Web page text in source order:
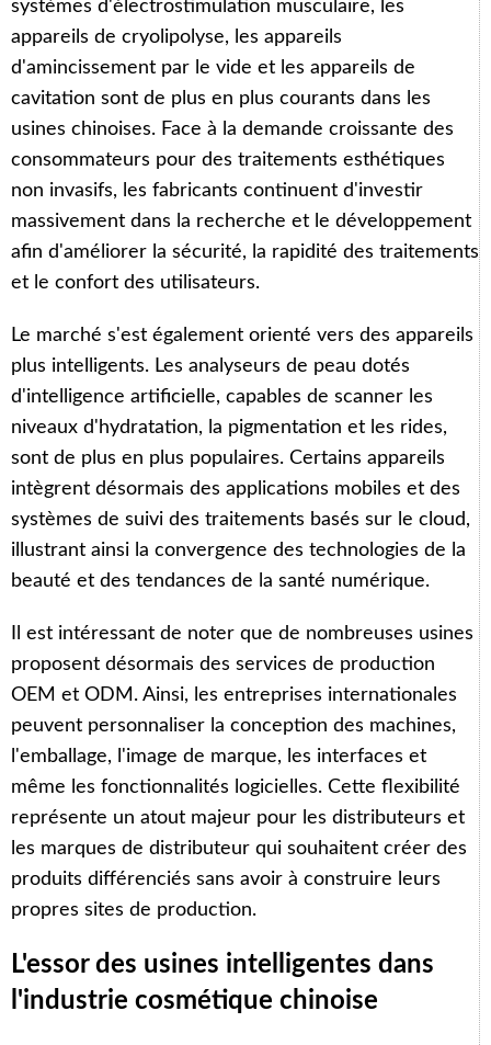
systèmes d'électrostimulation musculaire, les
appareils de cryolipolyse, les appareils
d'amincissement par le vide et les appareils de
cavitation sont de plus en plus courants dans les
usines chinoises. Face à la demande croissante des
consommateurs pour des traitements esthétiques
non invasifs, les fabricants continuent d'investir
massivement dans la recherche et le développement
afin d'améliorer la sécurité, la rapidité des traitements
et le confort des utilisateurs.
Le marché s'est également orienté vers des appareils
plus intelligents. Les analyseurs de peau dotés
d'intelligence artificielle, capables de scanner les
niveaux d'hydratation, la pigmentation et les rides,
sont de plus en plus populaires. Certains appareils
intègrent désormais des applications mobiles et des
systèmes de suivi des traitements basés sur le cloud,
illustrant ainsi la convergence des technologies de la
beauté et des tendances de la santé numérique.
Il est intéressant de noter que de nombreuses usines
proposent désormais des services de production
OEM et ODM. Ainsi, les entreprises internationales
peuvent personnaliser la conception des machines,
l'emballage, l'image de marque, les interfaces et
même les fonctionnalités logicielles. Cette flexibilité
représente un atout majeur pour les distributeurs et
les marques de distributeur qui souhaitent créer des
produits différenciés sans avoir à construire leurs
propres sites de production.
L'essor des usines intelligentes dans
l'industrie cosmétique chinoise